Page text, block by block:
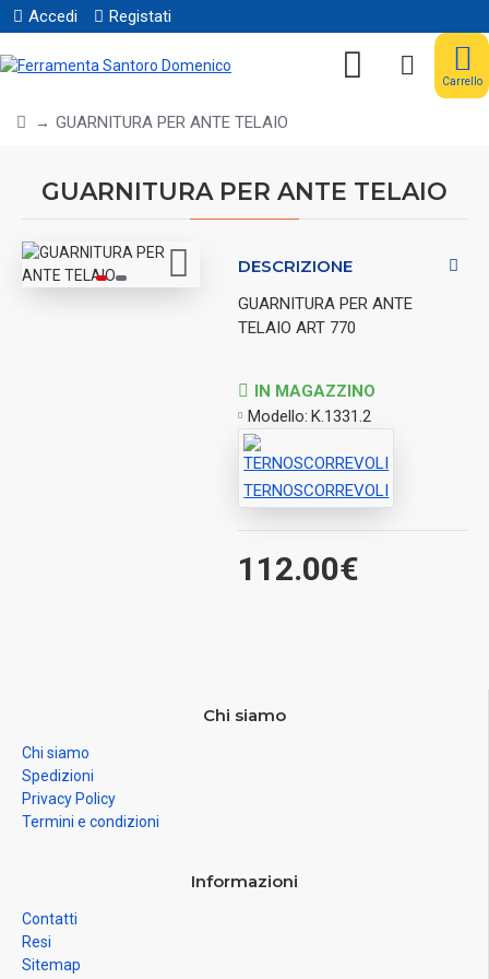
Accedi Registati
Carrello
GUARNITURA PER ANTE TELAIO
GUARNITURA PER ANTE TELAIO
DESCRIZIONE
GUARNITURA PER ANTE
TELAIO ART 770
112.00€
IN MAGAZZINO
Modello: K.1331.2
TERNOSCORREVOLI
Chi siamo
Chi siamo
Spedizioni
Privacy Policy
Termini e condizioni
Informazioni
Contatti
Resi
Sitemap